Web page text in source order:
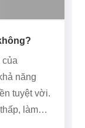
của
năng
tuyệt vời.
làm